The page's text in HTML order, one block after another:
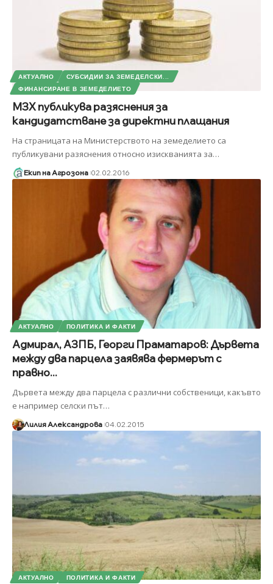
АКТУАЛНО
СУБСИДИИ ЗА ЗЕМЕДЕЛСКИ...
ФИНАНСИРАНЕ В ЗЕМЕДЕЛИЕТО
МЗХ публикува разяснения за
кандидатстване за директни плащания
На страницата на Министерството на земеделието са
публикувани разяснения относно изискванията за…
Екип на Агрозона 02.02.2016
АКТУАЛНО ПОЛИТИКА И ФАКТИ
Адмирал, АЗПБ, Георги Праматаров: Дървета
между два парцела заявява фермерът с
правно...
Дървета между два парцела с различни собственици, какъвто
е например селски път…
Лилия Александрова 04.02.2015
АКТУАЛНО ПОЛИТИКА И ФАКТИ